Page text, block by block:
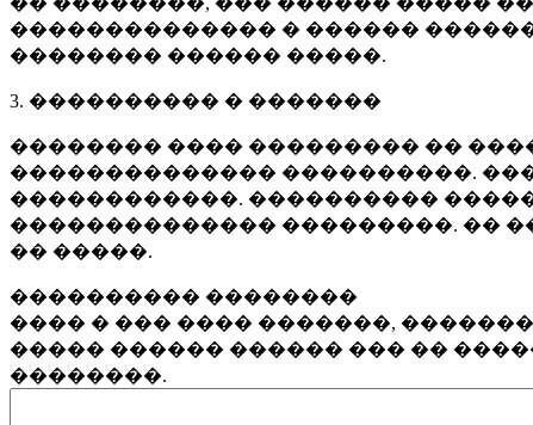
�������������� � ������
�������� ������ �����.
3. ���������� � �������
�������� ���� ��������� ��
�������������� ����������.
������������. ����������
�������������� ���������. ��
�� �����.
���������� ��������
���� � ��� ���� �������,
����� ������ ������ ��� ��
��������.